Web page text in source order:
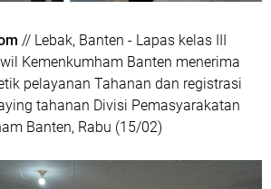
// Lebak, Banten - Lapas kelas III
Kemenkumham Banten menerima
pelayanan Tahanan dan registrasi
tahanan Divisi Pemasyarakatan
Banten, Rabu (15/02)